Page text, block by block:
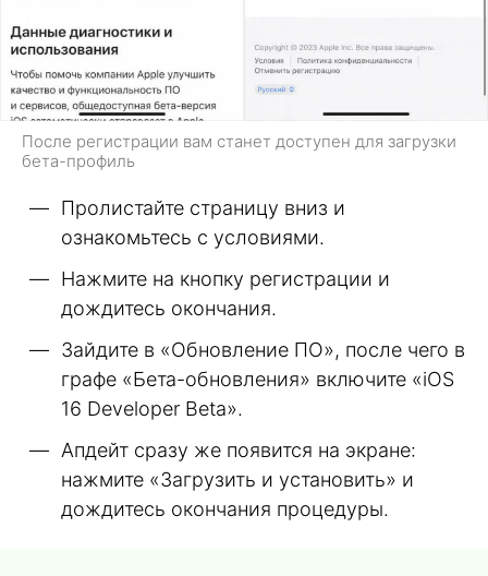
После регистрации вам станет доступен для загрузки
бета-профиль
Пролистайте страницу вниз и
ознакомьтесь с условиями.
Нажмите на кнопку регистрации и
дождитесь окончания.
Зайдите в «Обновление ПО», после чего в
графе «Бета-обновления» включите «iOS
16 Developer Beta».
Апдейт сразу же появится на экране:
нажмите «Загрузить и установить» и
дождитесь окончания процедуры.